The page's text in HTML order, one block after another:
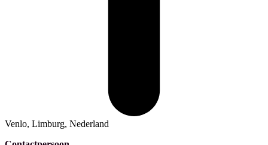
Venlo, Limburg, Nederland